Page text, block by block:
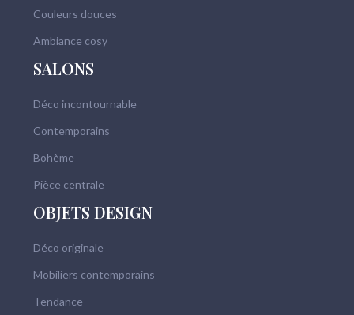
Couleurs douces
Ambiance cosy
SALONS
Déco incontournable
Contemporains
Bohème
Pièce centrale
OBJETS DESIGN
Déco originale
Mobiliers contemporains
Tendance